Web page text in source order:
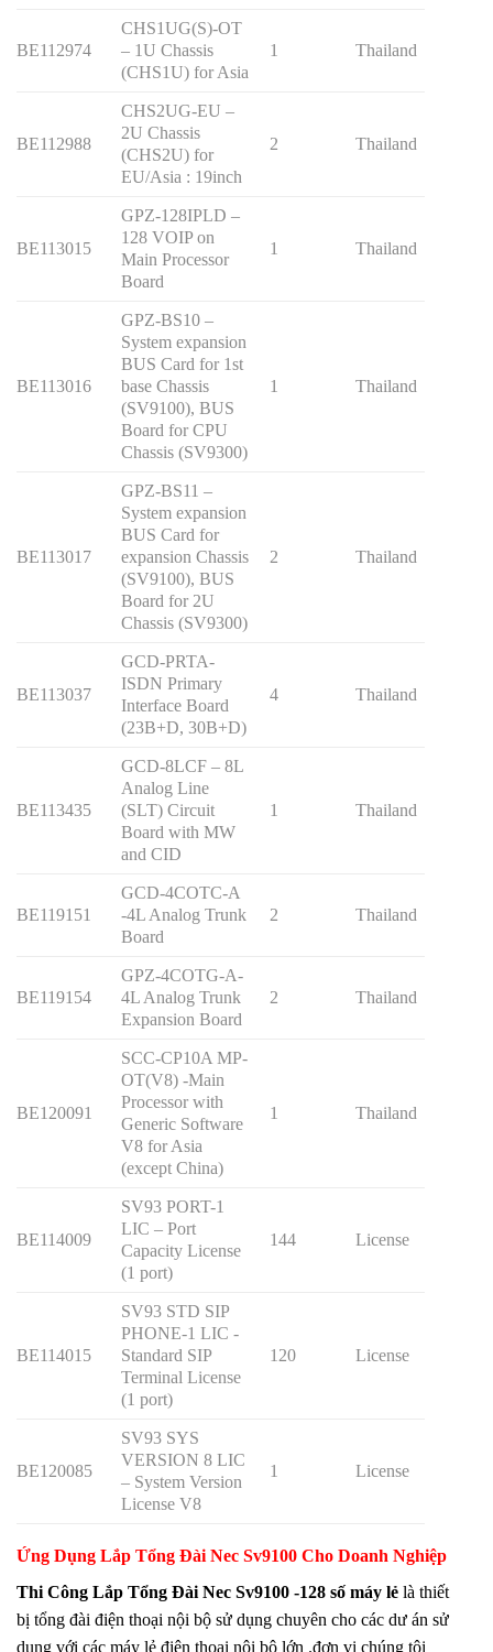
BE112974
CHS1UG(S)-OT
– 1U Chassis
(CHS1U) for Asia
1 Thailand
BE112988
CHS2UG-EU –
2U Chassis
(CHS2U) for
EU/Asia : 19inch
2 Thailand
BE113015
GPZ-128IPLD –
128 VOIP on
Main Processor
Board
1 Thailand
BE113016
GPZ-BS10 –
System expansion
BUS Card for 1st
base Chassis
(SV9100), BUS
Board for CPU
Chassis (SV9300)
1 Thailand
BE113017
GPZ-BS11 –
System expansion
BUS Card for
expansion Chassis
(SV9100), BUS
Board for 2U
Chassis (SV9300)
2 Thailand
BE113037
GCD-PRTA-
ISDN Primary
Interface Board
(23B+D, 30B+D)
4 Thailand
BE113435
GCD-8LCF – 8L
Analog Line
(SLT) Circuit
Board with MW
and CID
1 Thailand
BE119151
GCD-4COTC-A
-4L Analog Trunk
Board
2 Thailand
BE119154
GPZ-4COTG-A-
4L Analog Trunk
Expansion Board
2 Thailand
BE120091
SCC-CP10A MP-
OT(V8) -Main
Processor with
Generic Software
V8 for Asia
(except China)
1 Thailand
BE114009
SV93 PORT-1
LIC – Port
Capacity License
(1 port)
144 License
BE114015
SV93 STD SIP
PHONE-1 LIC -
Standard SIP
Terminal License
(1 port)
120 License
BE120085
SV93 SYS
VERSION 8 LIC
– System Version
License V8
1 License
Ứng Dụng Lắp Tổng Đài Nec Sv9100 Cho Doanh Nghiệp
Thi Công Lắp Tổng Đài Nec Sv9100 -128 số máy lẻ là thiết
bị tổng đài điện thoại nội bộ sử dụng chuyên cho các dư án sử
dụng với các máy lẻ điện thoại nội bộ lớn .đơn vị chúng tôi